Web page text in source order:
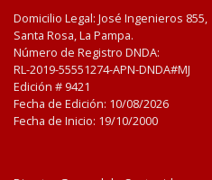
Domicilio Legal: José Ingenieros 855,
Santa Rosa, La Pampa.
Número de Registro DNDA:
RL-2019-55551274-APN-DNDA#MJ
Edición # 9421
Fecha de Edición: 10/08/2026
Fecha de Inicio: 19/10/2000